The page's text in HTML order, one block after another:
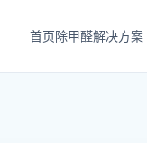
首页除甲醛解决方案